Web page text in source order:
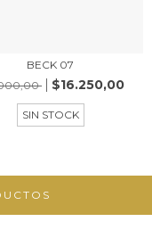
BECK 07
$16.250,00
SIN STOCK